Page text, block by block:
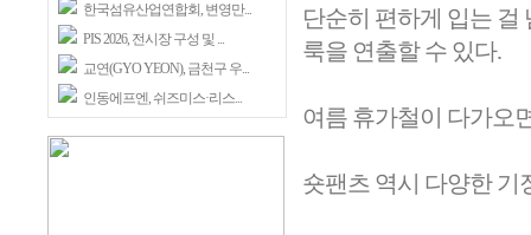
한국섬유산업연합회, 변영만...
PIS 2026, 전시장 구성 및 ...
교연(GYO YEON), 금천구 우...
인동에프엔, 쉬즈미스·리스...
단순히 편하게 입는 걸
룩을 연출할 수 있다.
여름 휴가철이 다가오
숏팬츠 역시 다양한 기